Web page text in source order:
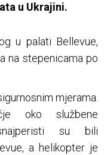
u Ukrajini.
u palati Bellevue,
na stepenicama po
mjerama.
oko službene
su bili
a helikopter je